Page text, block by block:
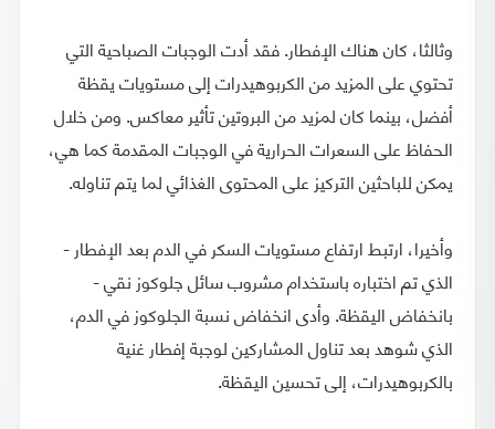
وثالثا، كان هناك الإفطار. فقد أدت الوجبات الصباحية التي
تحتوي على المزيد من الكربوهيدرات إلى مستويات يقظة
أفضل، بينما كان لمزيد من البروتين تأثير معاكس. ومن خلال
الحفاظ على السعرات الحرارية في الوجبات المقدمة كما هي،
يمكن للباحثين التركيز على المحتوى الغذائي لما يتم تناوله.
وأخيرا، ارتبط ارتفاع مستويات السكر في الدم بعد الإفطار -
الذي تم اختباره باستخدام مشروب سائل جلوكوز نقي -
بانخفاض اليقظة. وأدى انخفاض نسبة الجلوكوز في الدم،
الذي شوهد بعد تناول المشاركين لوجبة إفطار غنية
بالكربوهيدرات، إلى تحسين اليقظة.